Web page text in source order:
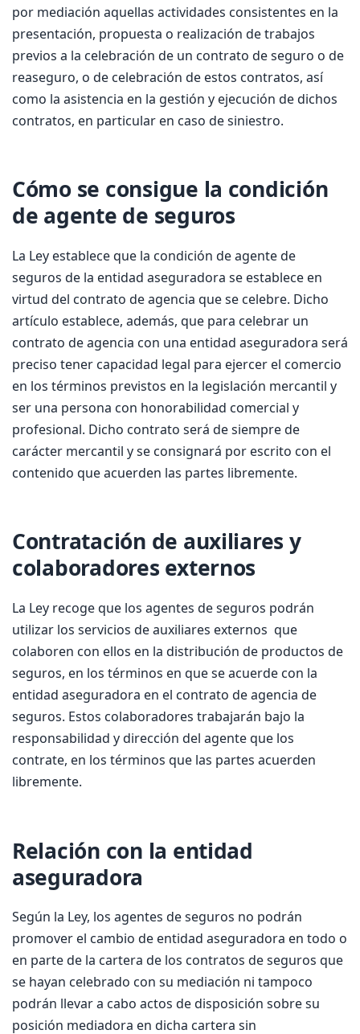
por mediación aquellas actividades consistentes en la
presentación, propuesta o realización de trabajos
previos a la celebración de un contrato de seguro o de
reaseguro, o de celebración de estos contratos, así
como la asistencia en la gestión y ejecución de dichos
contratos, en particular en caso de siniestro.
Cómo se consigue la condición
de agente de seguros
La Ley establece que la condición de agente de
seguros de la entidad aseguradora se establece en
virtud del contrato de agencia que se celebre. Dicho
artículo establece, además, que para celebrar un
contrato de agencia con una entidad aseguradora será
preciso tener capacidad legal para ejercer el comercio
en los términos previstos en la legislación mercantil y
ser una persona con honorabilidad comercial y
profesional. Dicho contrato será de siempre de
carácter mercantil y se consignará por escrito con el
contenido que acuerden las partes libremente.
Contratación de auxiliares y
colaboradores externos
La Ley recoge que los agentes de seguros podrán
utilizar los servicios de auxiliares externos que
colaboren con ellos en la distribución de productos de
seguros, en los términos en que se acuerde con la
entidad aseguradora en el contrato de agencia de
seguros. Estos colaboradores trabajarán bajo la
responsabilidad y dirección del agente que los
contrate, en los términos que las partes acuerden
libremente.
Relación con la entidad
aseguradora
Según la Ley, los agentes de seguros no podrán
promover el cambio de entidad aseguradora en todo o
en parte de la cartera de los contratos de seguros que
se hayan celebrado con su mediación ni tampoco
podrán llevar a cabo actos de disposición sobre su
posición mediadora en dicha cartera sin